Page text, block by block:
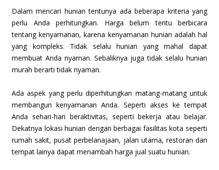
Dalam mencari hunian tentunya ada beberapa kriteria yang
perlu Anda perhitungkan. Harga belum tentu berbicara
tentang kenyamanan, karena kenyamanan hunian adalah hal
yang kompleks. Tidak selalu hunian yang mahal dapat
membuat Anda nyaman. Sebaliknya juga tidak selalu hunian
murah berarti tidak nyaman.
Ada aspek yang perlu diperhitungkan matang-matang untuk
membangun kenyamanan Anda. Seperti akses ke tempat
Anda sehari-hari beraktivitas, seperti bekerja atau belajar.
Dekatnya lokasi hunian dengan berbagai fasilitas kota seperti
rumah sakit, pusat perbelanajaan, jalan utama, restoran dan
tempat lainya dapat menambah harga jual suatu hunian.